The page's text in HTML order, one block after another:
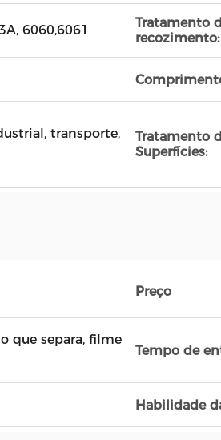
6060,6061
Tratamento
recozimento:
transporte,
Tratamento
Superfícies:
Preço
que separa, filme
Tempo de
Habilidade